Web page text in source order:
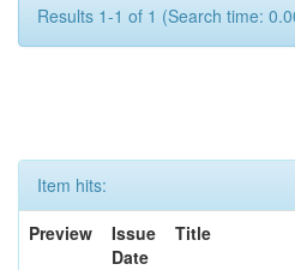
Results 1-1 of 1 (Search time:
Item hits:
Preview
Issue
Date
Title